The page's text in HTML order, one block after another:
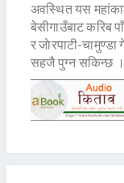
अवस्थित यस
बेसीगाउँबाट करिब
र जाेरपाटी-
सहजै पुग्न सकिन्छ ।